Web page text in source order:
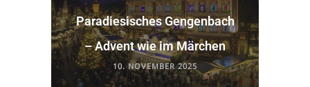
Paradiesisches Gengenbach
– Advent wie im Märchen
10. NOVEMBER 2025